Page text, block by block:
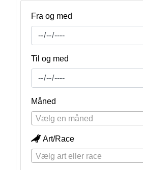
Fra og med
Til og med
Måned
Vælg en måned
Art/Race
Vælg art eller race